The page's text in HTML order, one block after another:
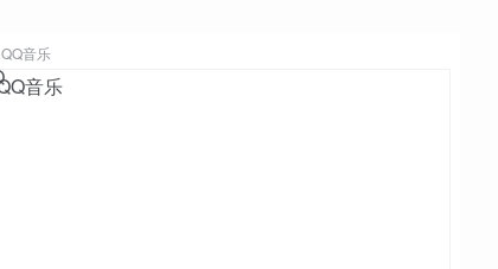
QQ音乐